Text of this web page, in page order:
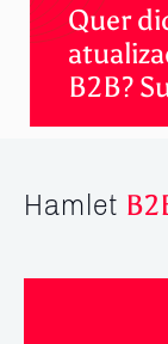
Quer
B2B?
Hamlet